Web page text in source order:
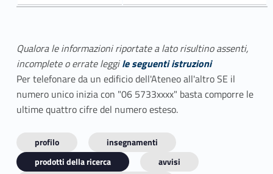
Qualora le informazioni riportate a lato risultino assenti,
incomplete o errate leggile seguenti istruzioni
Per telefonare da un edificio dell'Ateneo all'altro SE il
numero unico inizia con "06 5733xxxx" basta comporre le
ultime quattro cifre del numero esteso.
profilo
insegnamenti
prodotti della ricerca
avvisi